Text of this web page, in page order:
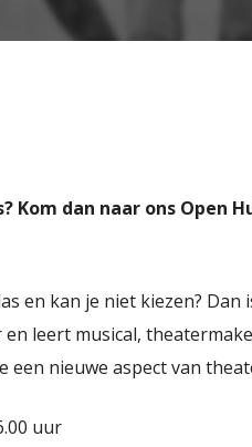
Kom dan naar ons Open
en kan je niet kiezen?
leert musical,
een nieuwe aspect van
uur